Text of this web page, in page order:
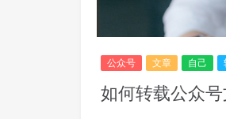
公众号 文章 自己
如何转载公众